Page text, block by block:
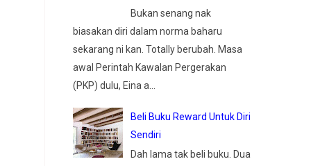
Bukan senang nak
biasakan diri dalam norma baharu
sekarang ni kan. Totally berubah. Masa
awal Perintah Kawalan Pergerakan
(PKP) dulu, Eina a...
Beli Buku Reward Untuk Diri
Sendiri
Dah lama tak beli buku. Dua